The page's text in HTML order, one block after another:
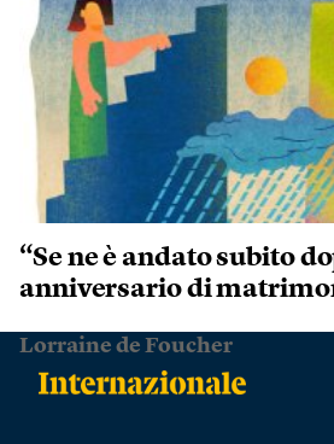
“Se ne è andato subito
anniversario di
Lorraine de Foucher